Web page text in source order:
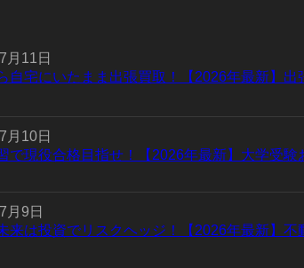
月11日
自宅にいたまま出張買取！【2026年最新】
月10日
で現役合格目指せ！【2026年最新】大学受験
月9日
来は投資でリスクヘッジ！【2026年最新】